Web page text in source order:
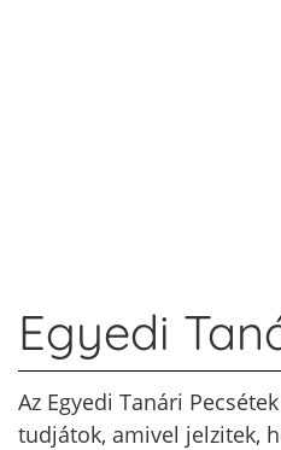
Egyedi
Az Egyedi Tanári
tudjátok, amivel jelzitek,